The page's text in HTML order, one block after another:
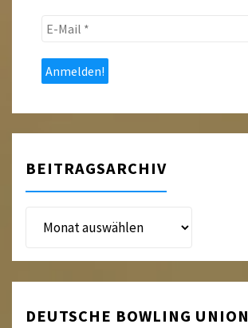
E-
*
BEITRAGSARCHIV
Beitragsarchiv
DEUTSCHE BOWLING UNION